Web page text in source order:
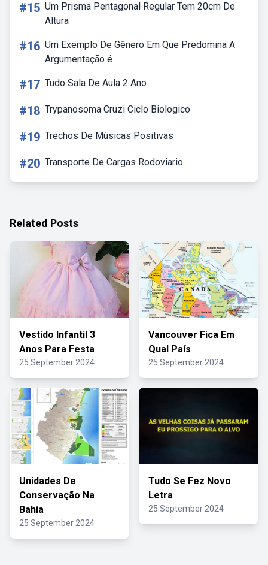
#15 Um Prisma Pentagonal Regular Tem 20cm De
Altura
#16 Um Exemplo De Gênero Em Que Predomina A
Argumentação é
#17 Tudo Sala De Aula 2 Ano
#18 Trypanosoma Cruzi Ciclo Biologico
#19 Trechos De Músicas Positivas
#20 Transporte De Cargas Rodoviario
Related Posts
Vestido Infantil 3
Anos Para Festa
25 September 2024
Vancouver Fica Em
Qual País
25 September 2024
Unidades De
Conservação Na
Bahia
25 September 2024
Tudo Se Fez Novo
Letra
25 September 2024